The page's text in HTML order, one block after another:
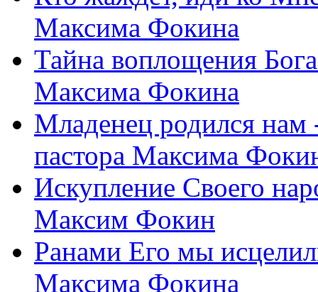
Максима Фокина
Тайна воплощения
Максима Фокина
Младенец родился
пастора Максима
Искупление Своего
Максим Фокин
Ранами Его мы
Максима Фокина